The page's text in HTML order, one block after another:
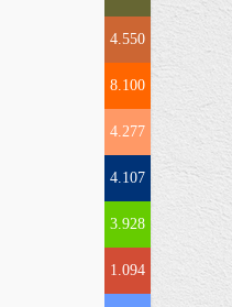
4.550
8.100
4.277
4.107
3.928
1.094